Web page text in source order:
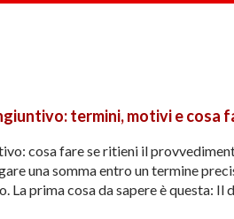
termini, motivi e cosa
cosa fare se ritieni il
una somma entro un termine
La prima cosa da sapere è questa: